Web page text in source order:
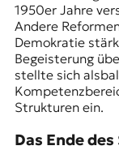
1950er Jahre
Andere
Demokratie
Begeisterung
stellte sich
Strukturen ein.
Das Ende